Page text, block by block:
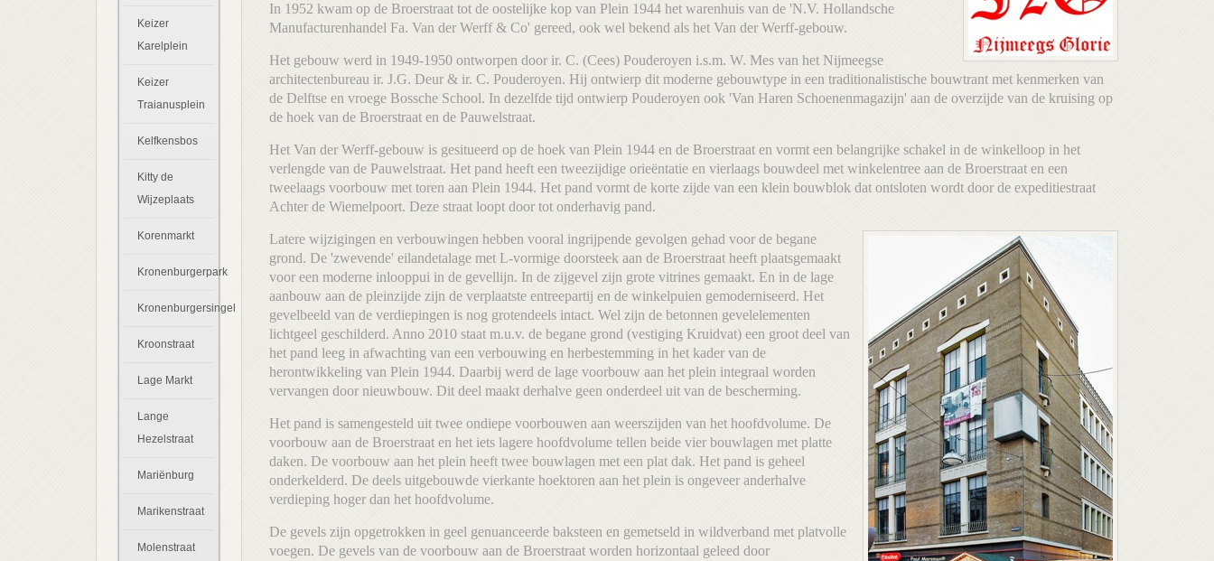
Keizer
Karelplein
Keizer
Traianusplein
Kelfkensbos
Kitty de
Wijzeplaats
Korenmarkt
Kronenburgerpark
Kronenburgersingel
Kroonstraat
Lage Markt
Lange
Hezelstraat
Mariënburg
Marikenstraat
Molenstraat
In 1952 kwam op de Broerstraat tot de oostelijke kop van Plein 1944 het warenhuis van de 'N.V. Hollandsche
Manufacturenhandel Fa. Van der Werff & Co' gereed, ook wel bekend als het Van der Werff-gebouw.
Het gebouw werd in 1949-1950 ontworpen door ir. C. (Cees) Pouderoyen i.s.m. W. Mes van het Nijmeegse
architectenbureau ir. J.G. Deur & ir. C. Pouderoyen. Hij ontwierp dit moderne gebouwtype in een traditionalistische bouwtrant met kenmerken van
de Delftse en vroege Bossche School. In dezelfde tijd ontwierp Pouderoyen ook 'Van Haren Schoenenmagazijn' aan de overzijde van de kruising op
de hoek van de Broerstraat en de Pauwelstraat.
Het Van der Werff-gebouw is gesitueerd op de hoek van Plein 1944 en de Broerstraat en vormt een belangrijke schakel in de winkelloop in het
verlengde van de Pauwelstraat. Het pand heeft een tweezijdige orieëntatie en vierlaags bouwdeel met winkelentree aan de Broerstraat en een
tweelaags voorbouw met toren aan Plein 1944. Het pand vormt de korte zijde van een klein bouwblok dat ontsloten wordt door de expeditiestraat
Achter de Wiemelpoort. Deze straat loopt door tot onderhavig pand.
Latere wijzigingen en verbouwingen hebben vooral ingrijpende gevolgen gehad voor de begane
grond. De 'zwevende' eilandetalage met L-vormige doorsteek aan de Broerstraat heeft plaatsgemaakt
voor een moderne inlooppui in de gevellijn. In de zijgevel zijn grote vitrines gemaakt. En in de lage
aanbouw aan de pleinzijde zijn de verplaatste entreepartij en de winkelpuien gemoderniseerd. Het
gevelbeeld van de verdiepingen is nog grotendeels intact. Wel zijn de betonnen gevelelementen
lichtgeel geschilderd. Anno 2010 staat m.u.v. de begane grond (vestiging Kruidvat) een groot deel van
het pand leeg in afwachting van een verbouwing en herbestemming in het kader van de
herontwikkeling van Plein 1944. Daarbij werd de lage voorbouw aan het plein integraal worden
vervangen door nieuwbouw. Dit deel maakt derhalve geen onderdeel uit van de bescherming.
Het pand is samengesteld uit twee ondiepe voorbouwen aan weerszijden van het hoofdvolume. De
voorbouw aan de Broerstraat en het iets lagere hoofdvolume tellen beide vier bouwlagen met platte
daken. De voorbouw aan het plein heeft twee bouwlagen met een plat dak. Het pand is geheel
onderkelderd. De deels uitgebouwde vierkante hoektoren aan het plein is ongeveer anderhalve
verdieping hoger dan het hoofdvolume.
De gevels zijn opgetrokken in geel genuanceerde baksteen en gemetseld in wildverband met platvolle
voegen. De gevels van de voorbouw aan de Broerstraat worden horizontaal geleed door